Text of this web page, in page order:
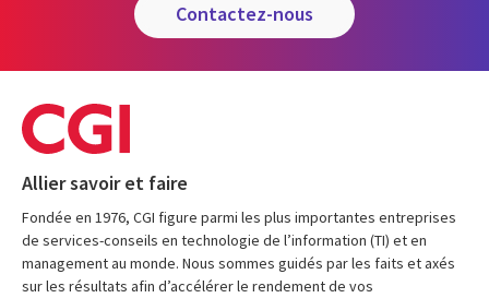
contactez-nous
Allier savoir et faire
Fondée en 1976, CGI figure parmi les plus importantes entreprises
de services-conseils en technologie de l’information (TI) et en
management au monde. Nous sommes guidés par les faits et axés
sur les résultats afin d’accélérer le rendement de vos